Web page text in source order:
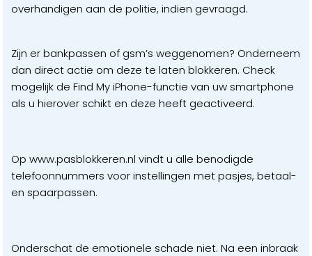
overhandigen aan de politie, indien gevraagd.
Zijn er bankpassen of gsm’s weggenomen? Onderneem
dan direct actie om deze te laten blokkeren. Check
mogelijk de Find My iPhone-functie van uw smartphone
als u hierover schikt en deze heeft geactiveerd.
Op www.pasblokkeren.nl vindt u alle benodigde
telefoonnummers voor instellingen met pasjes, betaal-
en spaarpassen.
Onderschat de emotionele schade niet. Na een inbraak